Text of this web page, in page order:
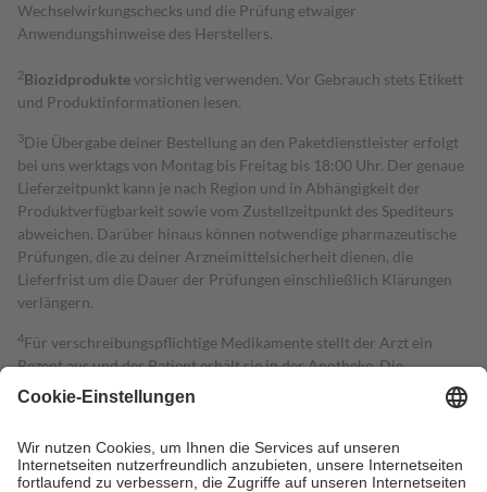
Wechselwirkungschecks und die Prüfung etwaiger
Anwendungshinweise des Herstellers.
2Biozidproduktevorsichtig verwenden. Vor Gebrauch stets Etikett
und Produktinformationen lesen.
3Die Übergabe deiner Bestellung an den Paketdienstleister erfolgt
bei uns werktags von Montag bis Freitag bis 18:00 Uhr. Der genaue
Lieferzeitpunkt kann je nach Region und in Abhängigkeit der
Produktverfügbarkeit sowie vom Zustellzeitpunkt des Spediteurs
abweichen. Darüber hinaus können notwendige pharmazeutische
Prüfungen, die zu deiner Arzneimittelsicherheit dienen, die
Lieferfrist um die Dauer der Prüfungen einschließlich Klärungen
verlängern.
4Für verschreibungspflichtige Medikamente stellt der Arzt ein
Rezept aus und der Patient erhält sie in der Apotheke. Die
gesetzliche Krankenversicherung übernimmt in der Regel die
Kosten dafür, der Versicherte trägt einen Teil davon als Zuzahlung
Grundsätzlich leisten Mitglieder Zuzahlungen in Höhe von zehn
Prozent des Abgabepreises,mindestens jedochfünf Euround